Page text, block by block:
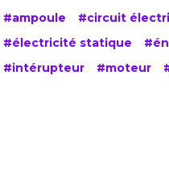
#ampoule #circuit
#électricité statique
#intérupteur
#moteur